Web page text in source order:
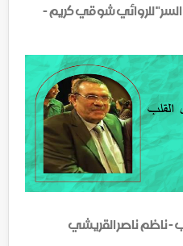
السر" للروائي شوقي كريم -
- ناظم ناصر القريشي